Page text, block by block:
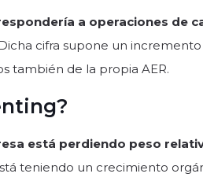
a operaciones de
cifra supone un
también de la propia AER.
está perdiendo peso
teniendo un crecimiento